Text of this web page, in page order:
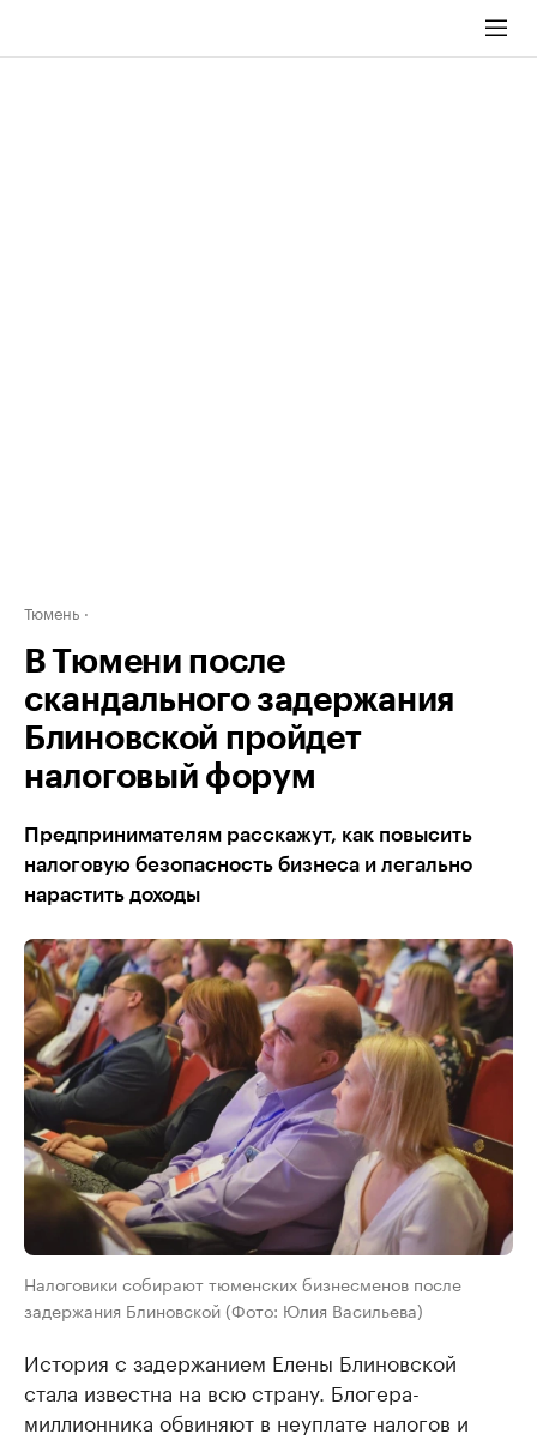
Тюмень
В Тюмени после
скандального задержания
Блиновской пройдет
налоговый форум
Предпринимателям расскажут, как повысить
налоговую безопасность бизнеса и легально
нарастить доходы
Налоговики собирают тюменских бизнесменов после
задержания Блиновской (Фото: Юлия Васильева)
История с задержанием Елены Блиновской
стала известна на всю страну. Блогера-
миллионника обвиняют в неуплате налогов и